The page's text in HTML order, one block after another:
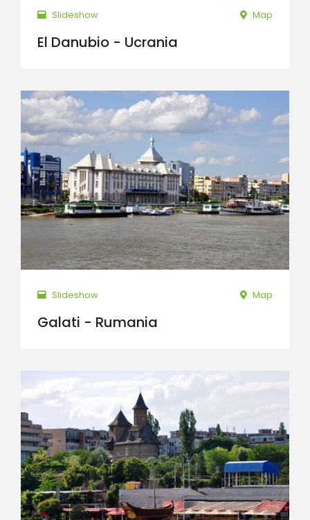
Slideshow Map
El Danubio - Ucrania
Slideshow Map
Galati - Rumania